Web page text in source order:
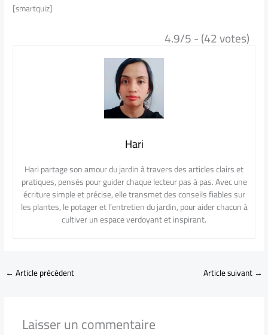
[smartquiz]
4.9/5 - (42 votes)
Hari
Hari partage son amour du jardin à travers des articles clairs et
pratiques, pensés pour guider chaque lecteur pas à pas. Avec une
écriture simple et précise, elle transmet des conseils fiables sur
les plantes, le potager et l’entretien du jardin, pour aider chacun à
cultiver un espace verdoyant et inspirant.
←Article précédent Article suivant→
Laisser un commentaire